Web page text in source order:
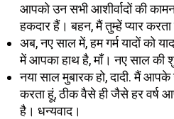
आपको उन सभी आशीर्वादों की
हकदार हैं। बहन, मैं तुम्हें प्यार करता
अब, नए साल में, हम गर्म यादों को
में आपका हाथ है, माँ। नए साल की
नया साल मुबारक हो, दादी. मैं आपके
करता हूं, ठीक वैसे ही जैसे हर वर्ष
है। धन्यवाद।